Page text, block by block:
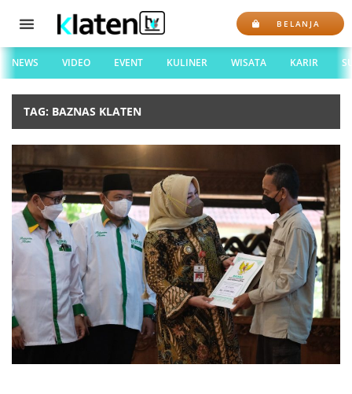
BELANJA
NEWS VIDEO EVENT KULINER WISATA KARIR
TAG: BAZNAS KLATEN